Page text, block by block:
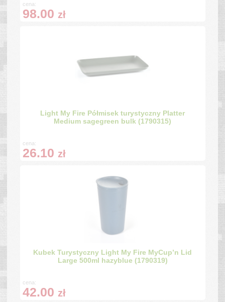
cena:
98.00 zł
Light My Fire Półmisek turystyczny Platter
Medium sagegreen bulk (1790315)
cena:
26.10 zł
Kubek Turystyczny Light My Fire MyCup’n Lid
Large 500ml hazyblue (1790319)
cena:
42.00 zł